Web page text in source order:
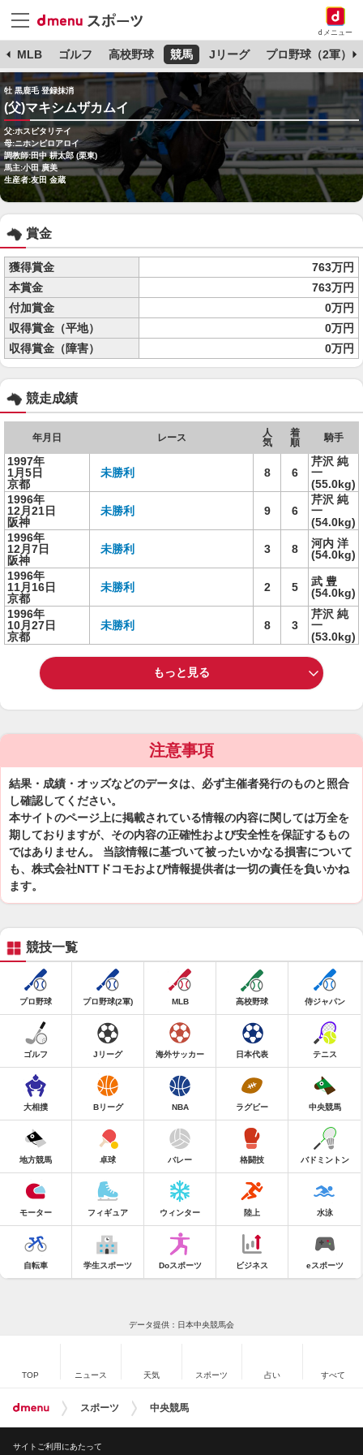
dメニュー
MLB ゴルフ 高校野球 競馬 Jリーグ プロ野球（2軍）
牡 黒鹿毛 登録抹消
(父)マキシムザカムイ
父:ホスピタリテイ
母:ニホンピロアロイ
調教師:田中 耕太郎 (栗東)
馬主:小田 廣美
生産者:友田 金蔵
賞金
獲得賞金
763万円
本賞金
763万円
付加賞金
0万円
収得賞金（平地）
0万円
収得賞金（障害）
0万円
競走成績
年月日 レース
人
気
着
順
騎手
1997年
1月5日
京都
未勝利 8 6
芹沢 純
一
(55.0kg)
1996年
12月21日
阪神
未勝利 9 6
芹沢 純
一
(54.0kg)
1996年
12月7日
阪神
未勝利 3 8
河内 洋
(54.0kg)
1996年
11月16日
京都
未勝利 2 5
武 豊
(54.0kg)
1996年
10月27日
京都
未勝利 8 3
芹沢 純
一
(53.0kg)
もっと見る
注意事項
結果・成績・オッズなどのデータは、必ず主催者発行のものと照合
し確認してください。
本サイトのページ上に掲載されている情報の内容に関しては万全を
期しておりますが、その内容の正確性および安全性を保証するもの
ではありません。 当該情報に基づいて被ったいかなる損害について
も、株式会社NTTドコモおよび情報提供者は一切の責任を負いかね
ます。
競技一覧
プロ野球 プロ野球(2軍) MLB 高校野球 侍ジャパン
ゴルフ Jリーグ 海外サッカー 日本代表 テニス
大相撲 Bリーグ NBA ラグビー 中央競馬
地方競馬 卓球 バレー 格闘技 バドミントン
モーター フィギュア ウィンター 陸上 水泳
自転車 学生スポーツ Doスポーツ ビジネス eスポーツ
データ提供：日本中央競馬会
TOP ニュース 天気 スポーツ 占い すべて
スポーツ 中央競馬
サイトご利用にあたって